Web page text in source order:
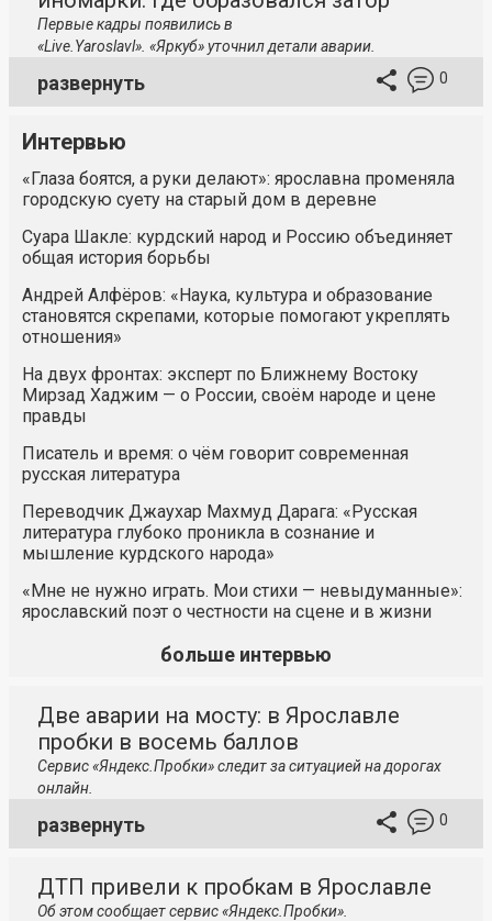
Первые кадры появились в
«Live.Yaroslavl». «Яркуб» уточнил детали аварии.
развернуть 0
Интервью
«Глаза боятся, а руки делают»: ярославна променяла
городскую суету на старый дом в деревне
Суара Шакле: курдский народ и Россию объединяет
общая история борьбы
Андрей Алфёров: «Наука, культура и образование
становятся скрепами, которые помогают укреплять
отношения»
На двух фронтах: эксперт по Ближнему Востоку
Мирзад Хаджим — о России, своём народе и цене
правды
Писатель и время: о чём говорит современная
русская литература
Переводчик Джаухар Махмуд Дарага: «Русская
литература глубоко проникла в сознание и
мышление курдского народа»
«Мне не нужно играть. Мои стихи — невыдуманные»:
ярославский поэт о честности на сцене и в жизни
больше интервью
Две аварии на мосту: в Ярославле
пробки в восемь баллов
Сервис «Яндекс.Пробки» следит за ситуацией на дорогах
онлайн.
развернуть 0
ДТП привели к пробкам в Ярославле
Об этом сообщает сервис «Яндекс.Пробки».